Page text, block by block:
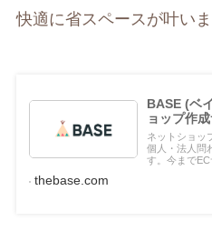
快適に省スペースが叶いま
BASE (ベ
ョップ作
ネットショッ
個人・法人問
す。今まで
thebase.com